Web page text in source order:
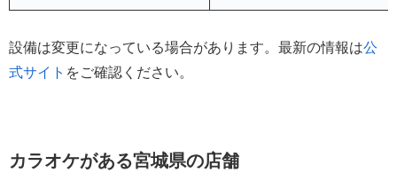
設備は変更になっている場合があります。最新の情報は公
式サイト をご確認ください。
カラオケがある宮城県の店舗